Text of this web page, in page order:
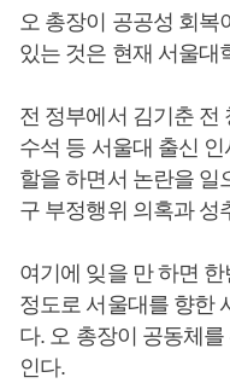
오 총장이 공공성 회복
있는 것은 현재 서울대
전 정부에서 김기춘 전
수석 등 서울대 출신
할을 하면서 논란을 일
구 부정행위 의혹과 성
여기에 잊을 만 하면
정도로 서울대를 향한
다. 오 총장이 공동체
인다.